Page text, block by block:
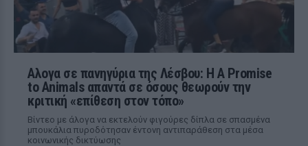
Αλογα σε πανηγύρια της Λέσβου: Η A Promise
to Animals απαντά σε όσους θεωρούν την
κριτική «επίθεση στον τόπο»
Βίντεο με άλογα να εκτελούν φιγούρες δίπλα σε σπασμένα
μπουκάλια πυροδότησαν έντονη αντιπαράθεση στα μέσα
κοινωνικής δικτύωσης